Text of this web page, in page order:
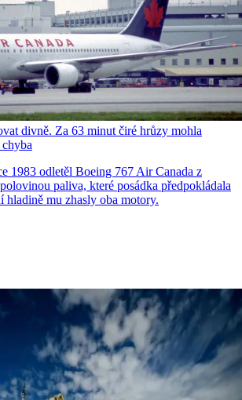
divně. Za 63 minut čiré hrůzy mohla
1983 odletěl Boeing 767 Air Canada z
paliva, které posádka předpokládala
hladině mu zhasly oba motory.